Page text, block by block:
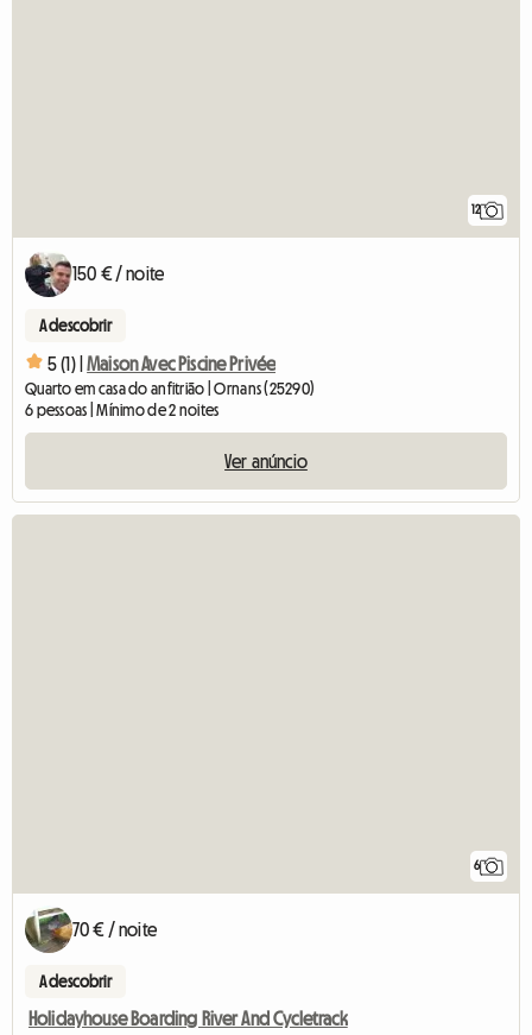
12
150 € / noite
A descobrir
5 (1) | Maison Avec Piscine Privée
Quarto em casa do anfitrião | Ornans (25290)
6 pessoas | Mínimo de 2 noites
Ver anúncio
6
70 € / noite
A descobrir
Holidayhouse Boarding River And Cycletrack